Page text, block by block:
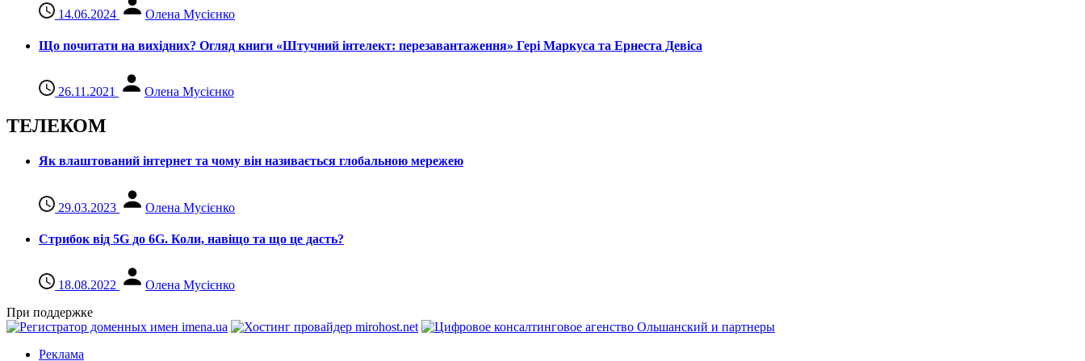
14.06.2024 Олена Мусієнко
Що почитати на вихідних? Огляд книги «Штучний інтелект: перезавантаження» Гері Маркуса та Ернеста Девіса
26.11.2021 Олена Мусієнко
ТЕЛЕКОМ
Як влаштований інтернет та чому він називається глобальною мережею
29.03.2023 Олена Мусієнко
Стрибок від 5G до 6G. Коли, навіщо та що це даcть?
18.08.2022
Олена Мусієнко
При поддержке
Реклама